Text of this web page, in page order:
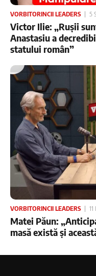
VORBITORINCII LEADERS 5
Victor Ilie: „Rușii
Anastasiu a
statului român”
VORBITORINCII LEADERS
Matei Păun:
masă există și